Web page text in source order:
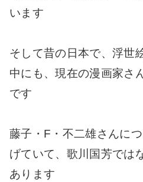
います
そして昔の日本で、浮世
中にも、現在の漫画家さ
です
藤子・F・不二雄さんに
げていて、歌川国芳では
あります